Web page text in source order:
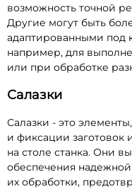
возможность точной
Другие могут быть
адаптированными под
например, для
или при обработке
Салазки
Салазки - это
и фиксации заготовок
на столе станка. Они
обеспечения
их обработки,